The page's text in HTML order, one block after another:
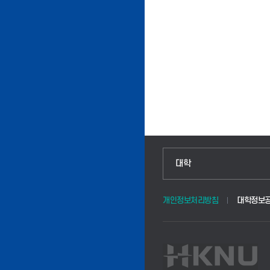
대학
인문융합공공인재학부
법경영학부
식물자원조경학부
개인정보처리방침 대학정보